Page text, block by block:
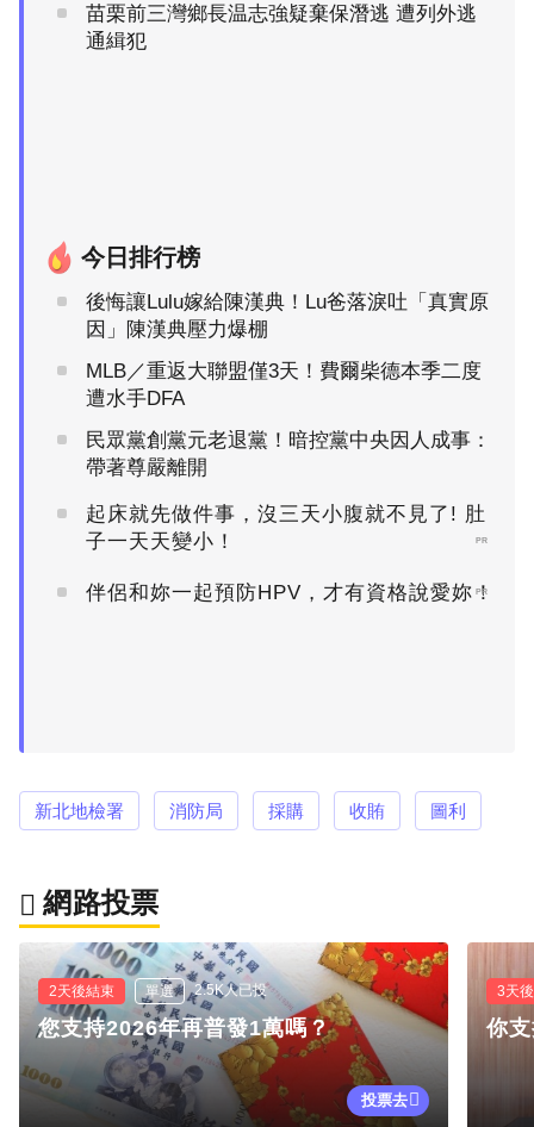
苗栗前三灣鄉長温志強疑棄保潛逃 遭列外逃
通緝犯
今日排行榜
後悔讓Lulu嫁給陳漢典！Lu爸落淚吐「真實原
因」陳漢典壓力爆棚
MLB／重返大聯盟僅3天！費爾柴德本季二度
遭水手DFA
民眾黨創黨元老退黨！暗控黨中央因人成事：
帶著尊嚴離開
起床就先做件事，沒三天小腹就不見了! 肚
子一天天變小！
PR
伴侶和妳一起預防HPV，才有資格說愛妳！
PR
新北地檢署 消防局 採購 收賄 圖利
網路投票
2天後結束 單選 2.5K人已投
您支持2026年再普發1萬嗎？
投票去
3天
你